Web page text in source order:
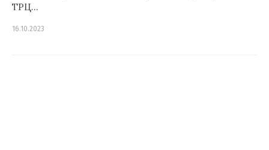
ТРЦ…
16.10.2023